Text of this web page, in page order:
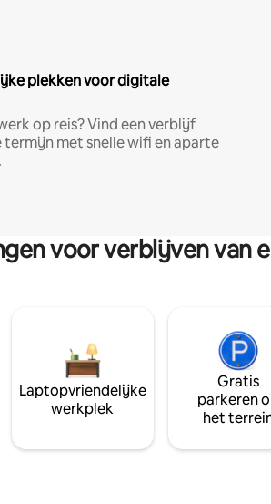
plekken voor digitale
op reis? Vind een verblijf
termijn met snelle wifi en aparte
voor verblijven van
Laptopvriendelijke
werkplek
Gratis
parkeren
het